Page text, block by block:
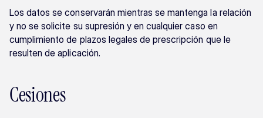
Los datos se conservarán mientras se mantenga la relación
y no se solicite su supresión y en cualquier caso en
cumplimiento de plazos legales de prescripción que le
resulten de aplicación.
Cesiones